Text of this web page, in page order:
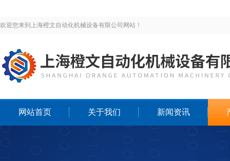
欢迎您来到上海橙文自动化机械设备有限公司网站！
网站首页 关于我们 新闻资讯